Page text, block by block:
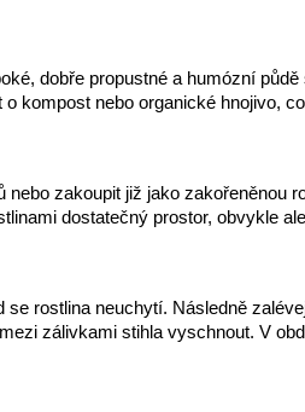
dobře propustné a humózní
kompost nebo organické hnojivo,
zakoupit již jako zakořeněnou
dostatečný prostor, obvykle
rostlina neuchytí. Následně
zálivkami stihla vyschnout. V